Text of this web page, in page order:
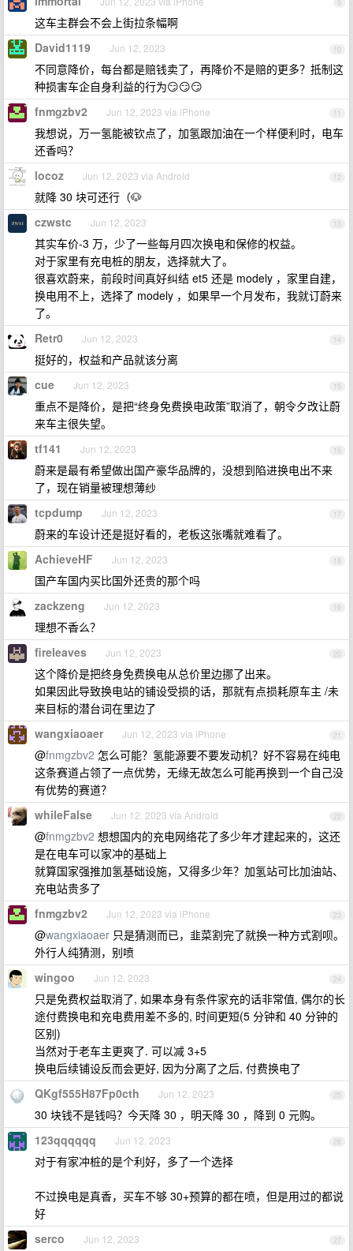
9
这车主群会不会上街拉条幅啊
10
David1119 Jun 12, 2023
不同意降价，每台都是赔钱卖了，再降价不是赔的更多？抵制这
种损害车企自身利益的行为😏😏😏
11
fnmgzbv2 Jun 12, 2023 via iPhone
我想说，万一氢能被钦点了，加氢跟加油在一个样便利时，电车
还香吗？
12
locoz Jun 12, 2023 via Android
就降 30 块可还行（🐶
13
czwstc Jun 12, 2023
其实车价-3 万，少了一些每月四次换电和保修的权益。
对于家里有充电桩的朋友，选择就大了。
很喜欢蔚来，前段时间真好纠结 et5 还是 modely ，家里自建，
换电用不上，选择了 modely ，如果早一个月发布，我就订蔚来
了。
14
Retr0 Jun 12, 2023
挺好的，权益和产品就该分离
15
cue Jun 12, 2023
重点不是降价，是把“终身免费换电政策”取消了，朝令夕改让蔚
来车主很失望。
16
tf141 Jun 12, 2023
蔚来是最有希望做出国产豪华品牌的，没想到陷进换电出不来
了，现在销量被理想薄纱
17
tcpdump Jun 12, 2023
蔚来的车设计还是挺好看的，老板这张嘴就难看了。
18
AchieveHF Jun 12, 2023
国产车国内买比国外还贵的那个吗
19
zackzeng Jun 12, 2023
理想不香么？
20
fireleaves Jun 12, 2023
这个降价是把终身免费换电从总价里边挪了出来。
如果因此导致换电站的铺设受损的话，那就有点损耗原车主 /未
来目标的潜台词在里边了
21
wangxiaoaer Jun 12, 2023 via iPhone
@fnmgzbv2 怎么可能？氢能源要不要发动机？好不容易在纯电
这条赛道占领了一点优势，无缘无故怎么可能再换到一个自己没
有优势的赛道？
22
whileFalse Jun 12, 2023 via Android
@fnmgzbv2 想想国内的充电网络花了多少年才建起来的，这还
是在电车可以家冲的基础上
就算国家强推加氢基础设施，又得多少年？加氢站可比加油站、
充电站贵多了
23
fnmgzbv2 Jun 12, 2023 via iPhone
@wangxiaoaer 只是猜测而已，韭菜割完了就换一种方式割呗。
外行人纯猜测，别喷
24
wingoo Jun 12, 2023
只是免费权益取消了, 如果本身有条件家充的话非常值, 偶尔的长
途付费换电和充电费用差不多的, 时间更短(5 分钟和 40 分钟的
区别)
当然对于老车主更爽了. 可以减 3+5
换电后续铺设反而会更好, 因为分离了之后, 付费换电了
25
QKgf555H87Fp0cth Jun 12, 2023
30 块钱不是钱吗？今天降 30 ，明天降 30 ，降到 0 元购。
26
123qqqqqq Jun 12, 2023
对于有家冲桩的是个利好，多了一个选择
不过换电是真香，买车不够 30+预算的都在喷，但是用过的都说
好
27
serco Jun 12, 2023